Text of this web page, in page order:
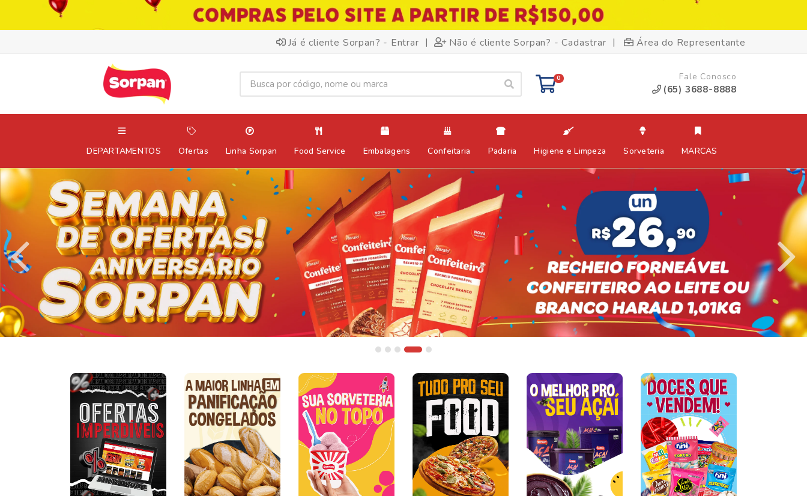
Já é cliente Sorpan? - Entrar | Não é cliente Sorpan? - Cadastrar | Área do Representante
0 Fale Conosco
(65) 3688-8888
DEPARTAMENTOS Ofertas Linha Sorpan Food Service Embalagens Confeitaria Padaria Higiene e Limpeza Sorveteria MARCAS